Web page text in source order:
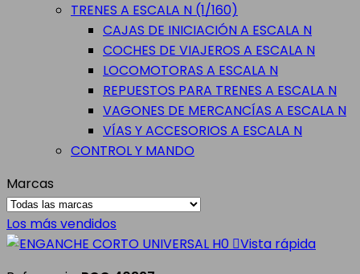
TRENES A ESCALA N (1/160)
CAJAS DE INICIACIÓN A ESCALA N
COCHES DE VIAJEROS A ESCALA N
LOCOMOTORAS A ESCALA N
REPUESTOS PARA TRENES A ESCALA N
VAGONES DE MERCANCÍAS A ESCALA N
VÍAS Y ACCESORIOS A ESCALA N
CONTROL Y MANDO
Marcas
Los más vendidos
Vista rápida